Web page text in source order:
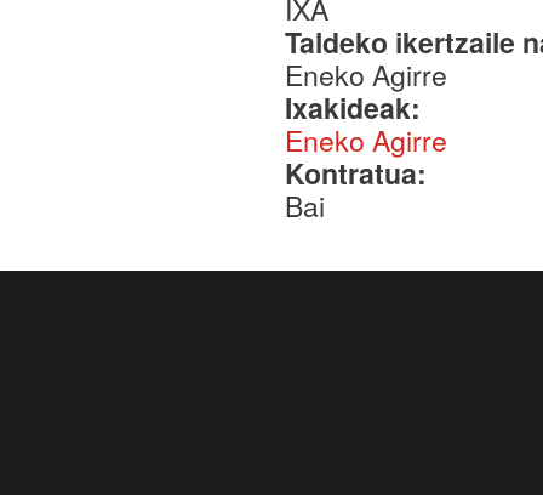
IXA
Taldeko ikertzaile
Eneko Agirre
Ixakideak:
Eneko Agirre
Kontratua:
Bai